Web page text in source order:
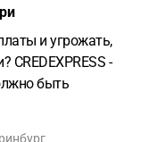
и угрожать,
CREDEXPRESS -
быть